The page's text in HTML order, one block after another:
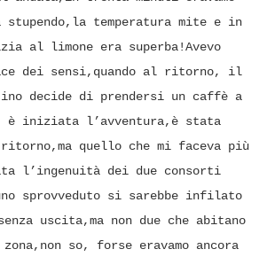
temperatura mite e in
al limone era superba!Avevo
dei sensi,quando al ritorno, il
decide di prendersi un caffè a
è iniziata l’avventura,è stata
ritorno,ma quello che mi faceva più
l’ingenuità dei due consorti
sprovveduto si sarebbe infilato
uscita,ma non due che abitano
so, forse eravamo ancora